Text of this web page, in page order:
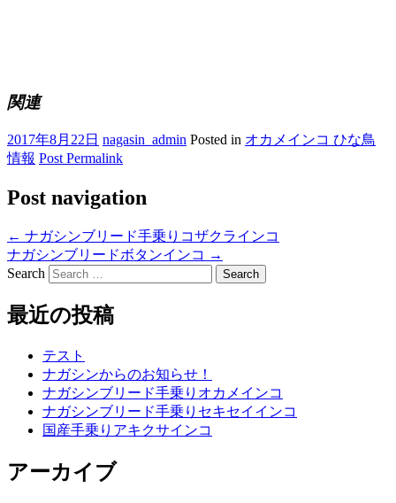
関連
2017年8月22日 nagasin_admin Posted in オカメインコ ひな鳥
情報 Post Permalink
Post navigation
← ナガシンブリード手乗りコザクラインコ
ナガシンブリードボタンインコ →
Search
最近の投稿
テスト
ナガシンからのお知らせ！
ナガシンブリード手乗りオカメインコ
ナガシンブリード手乗りセキセイインコ
国産手乗りアキクサインコ
アーカイブ